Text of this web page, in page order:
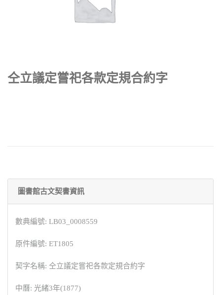
仝立議定嘗祀各款定規合約字
圖書館古文契書資訊
數典編號: LB03_0008559
原件編號: ET1805
契字名稱: 仝立議定嘗祀各款定規合約字
中曆: 光緒3年(1877)